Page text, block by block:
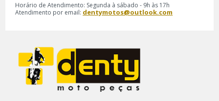
Horário de Atendimento: Segunda à sábado - 9h às 17h
Atendimento por email: dentymotos@outlook.com